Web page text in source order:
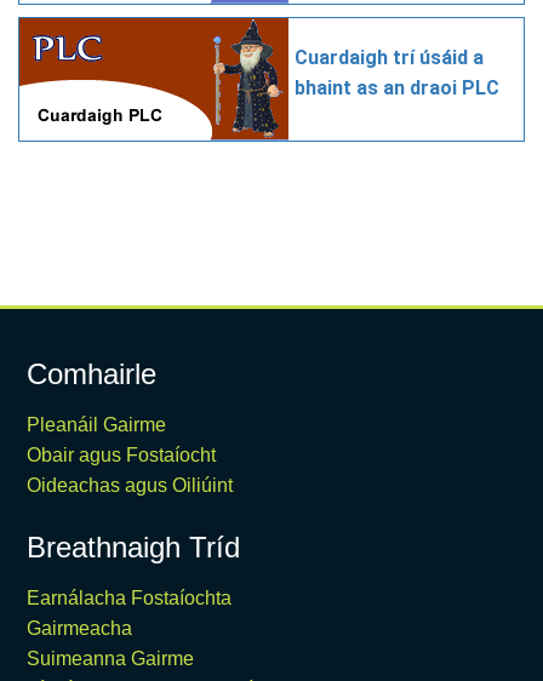
Cuardaigh trí úsáid a
bhaint as an draoi PLC
Comhairle
Pleanáil Gairme
Obair agus Fostaíocht
Oideachas agus Oiliúint
Breathnaigh Tríd
Earnálacha Fostaíochta
Gairmeacha
Suimeanna Gairme